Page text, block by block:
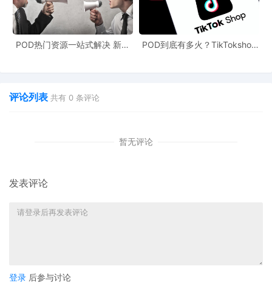
POD热门资源一站式解决 新手
POD到底有多火？TikTokshop
评论列表 共有 0 条评论
暂无评论
发表评论
登录 后参与讨论